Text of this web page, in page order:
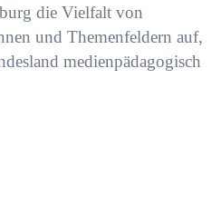
die Vielfalt von
und Themenfeldern auf,
medienpädagogisch